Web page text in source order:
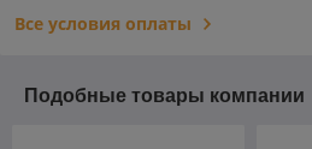
Все условия оплаты
Подобные товары компании